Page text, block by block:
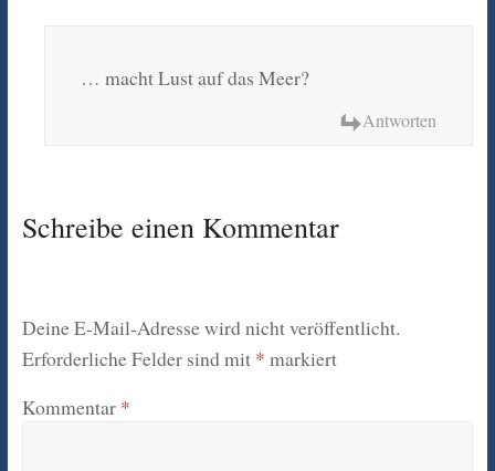
… macht Lust auf das Meer?
Antworten
Schreibe einen Kommentar
Deine E-Mail-Adresse wird nicht veröffentlicht.
Erforderliche Felder sind mit * markiert
Kommentar *